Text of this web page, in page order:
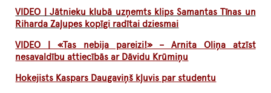
VIDEO | Jātnieku klubā uzņemts klips Samantas Tīnas un
Riharda Zaļupes kopīgi radītai dziesmai
VIDEO | «Tas nebija pareizi!» – Arnita Oliņa atzīst
nesavaldību attiecībās ar Dāvidu Krūmiņu
Hokejists Kaspars Daugaviņš kļuvis par studentu